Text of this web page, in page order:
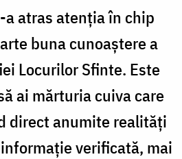
atras atenția în chip
buna cunoaștere a
Locurilor Sfinte. Este
ai mărturia cuiva care
direct anumite realități
verificată, mai